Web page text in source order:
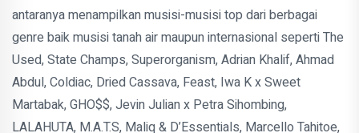
antaranya menampilkan musisi-musisi top dari berbagai
genre baik musisi tanah air maupun internasional seperti The
Used, State Champs, Superorganism, Adrian Khalif, Ahmad
Abdul, Coldiac, Dried Cassava, Feast, Iwa K x Sweet
Martabak, GHO$$, Jevin Julian x Petra Sihombing,
LALAHUTA, M.A.T.S, Maliq & D’Essentials, Marcello Tahitoe,